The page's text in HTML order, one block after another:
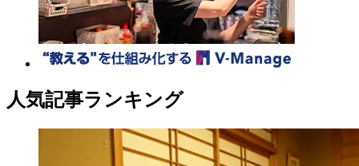
人気記事ランキング